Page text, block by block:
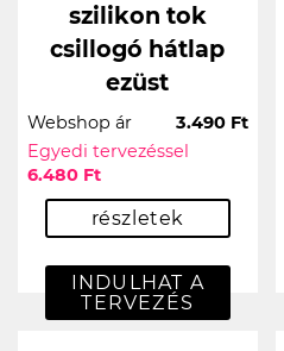
szilikon tok
csillogó hátlap
ezüst
Webshop ár
3.490 Ft
Egyedi tervezéssel
6.480 Ft
részletek
INDULHAT A
TERVEZÉS